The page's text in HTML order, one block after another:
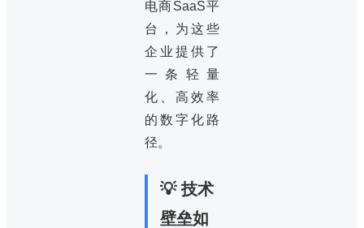
电商SaaS平
台，为这些
企业提供了
一条轻量
化、高效率
的数字化路
径。
💡 技术
壁垒如